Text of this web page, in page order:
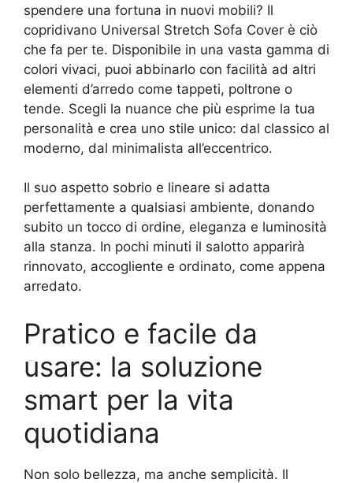
spendere una fortuna in nuovi mobili? Il
copridivano Universal Stretch Sofa Cover è ciò
che fa per te. Disponibile in una vasta gamma di
colori vivaci, puoi abbinarlo con facilità ad altri
elementi d’arredo come tappeti, poltrone o
tende. Scegli la nuance che più esprime la tua
personalità e crea uno stile unico: dal classico al
moderno, dal minimalista all’eccentrico.
Il suo aspetto sobrio e lineare si adatta
perfettamente a qualsiasi ambiente, donando
subito un tocco di ordine, eleganza e luminosità
alla stanza. In pochi minuti il salotto apparirà
rinnovato, accogliente e ordinato, come appena
arredato.
Pratico e facile da
usare: la soluzione
smart per la vita
quotidiana
Non solo bellezza, ma anche semplicità. Il